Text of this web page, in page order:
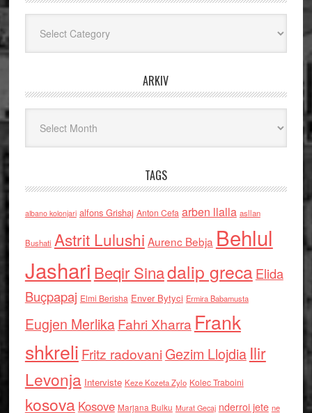
ARKIV
TAGS
albano kolonjari alfons Grishaj Anton Cefa arben llalla asllan
Bushati Astrit Lulushi Aurenc Bebja Behlul
Jashari Beqir Sinadalip grecaElida
Buçpapaj Elmi Berisha Enver Bytyci Ermira Babamusta
Eugjen MerlikaFahri Xharra Frank
shkreli Fritz radovaniGezim Llojdia Ilir
Levonja Interviste Keze Kozeta Zylo Kolec Traboini
kosova Kosove Marjana Bulku Murat Gecaj nderroi jete ne